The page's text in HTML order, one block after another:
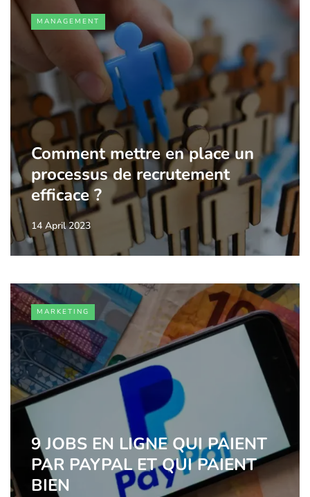
MANAGEMENT
Comment mettre en place un
processus de recrutement
efficace ?
14 April 2023
MARKETING
9 JOBS EN LIGNE QUI PAIENT
PAR PAYPAL ET QUI PAIENT
BIEN